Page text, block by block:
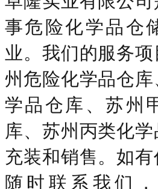
事危险化学品仓
业。我们的服务
州危险化学品仓
学品仓库、苏州
库、苏州丙类化
充装和销售。如
随时联系我们